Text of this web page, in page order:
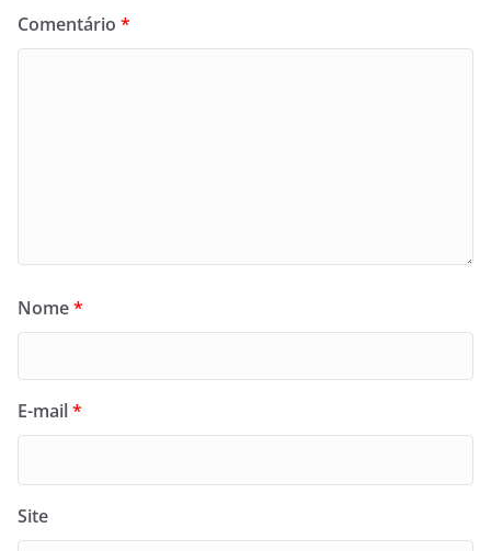
Comentário *
Nome*
E-mail*
Site